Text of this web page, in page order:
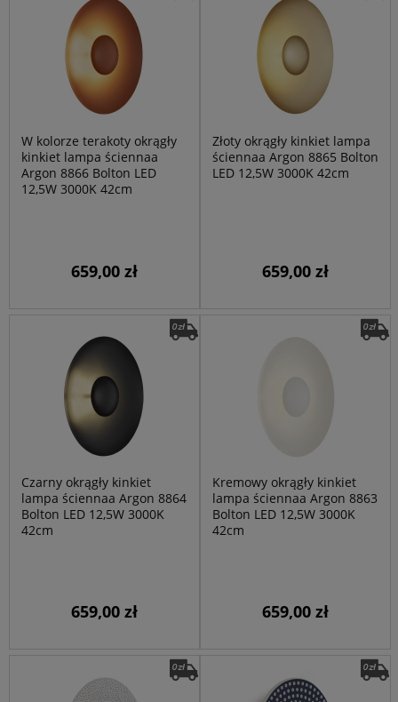
W kolorze terakoty okrągły
kinkiet lampa ściennaa
Argon 8866 Bolton LED
12,5W 3000K 42cm
659,00 zł
Złoty okrągły kinkiet lampa
ściennaa Argon 8865 Bolton
LED 12,5W 3000K 42cm
659,00 zł
Czarny okrągły kinkiet
lampa ściennaa Argon 8864
Bolton LED 12,5W 3000K
42cm
659,00 zł
Kremowy okrągły kinkiet
lampa ściennaa Argon 8863
Bolton LED 12,5W 3000K
42cm
659,00 zł